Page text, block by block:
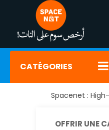
CATÉGORIES
Spacenet :
OFFRIR UNE